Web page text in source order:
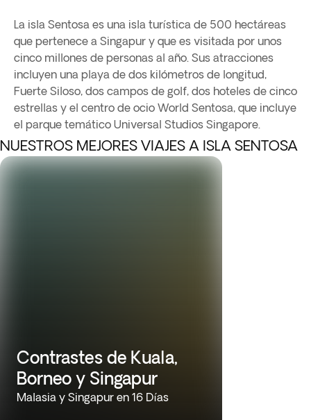
La isla Sentosa es una isla turística de 500 hectáreas
que pertenece a Singapur y que es visitada por unos
cinco millones de personas al año. Sus atracciones
incluyen una playa de dos kilómetros de longitud,
Fuerte Siloso, dos campos de golf, dos hoteles de cinco
estrellas y el centro de ocio World Sentosa, que incluye
el parque temático Universal Studios Singapore.
NUESTROS MEJORES VIAJES A ISLA SENTOSA
Contrastes de Kuala,
Borneo y Singapur
Malasia y Singapur en 16 Días